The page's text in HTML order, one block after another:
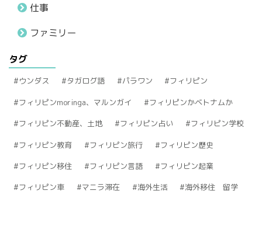
仕事
ファミリー
タグ
ウンダス タガログ語 パラワン フィリピン
フィリピンmoringa、マルンガイ フィリピンかベトナムか
フィリピン不動産、土地 フィリピン占い フィリピン学校
フィリピン教育 フィリピン旅行 フィリピン歴史
フィリピン移住 フィリピン言語 フィリピン起業
フィリピン車 マニラ滞在 海外生活 海外移住 留学